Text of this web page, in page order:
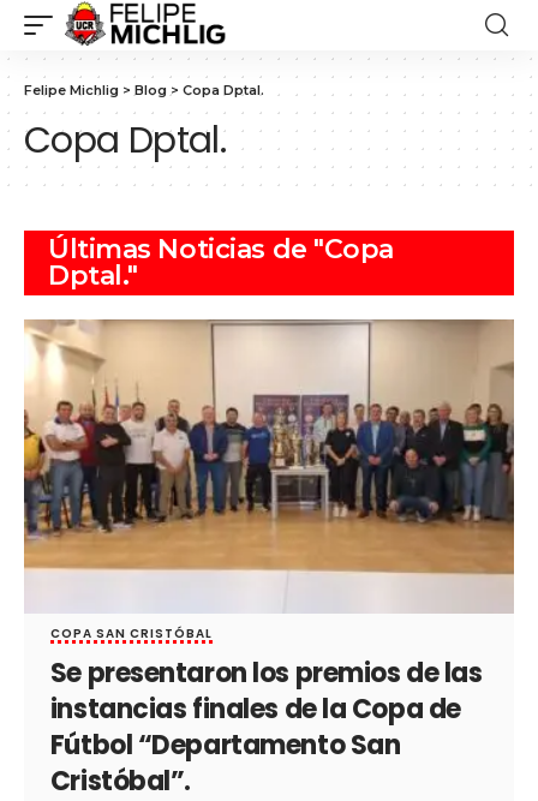
Felipe Michlig > Blog > Copa Dptal.
Copa Dptal.
Últimas Noticias de "Copa
Dptal."
COPA SAN CRISTÓBAL
Se presentaron los premios de las
instancias finales de la Copa de
Fútbol “Departamento San
Cristóbal”.